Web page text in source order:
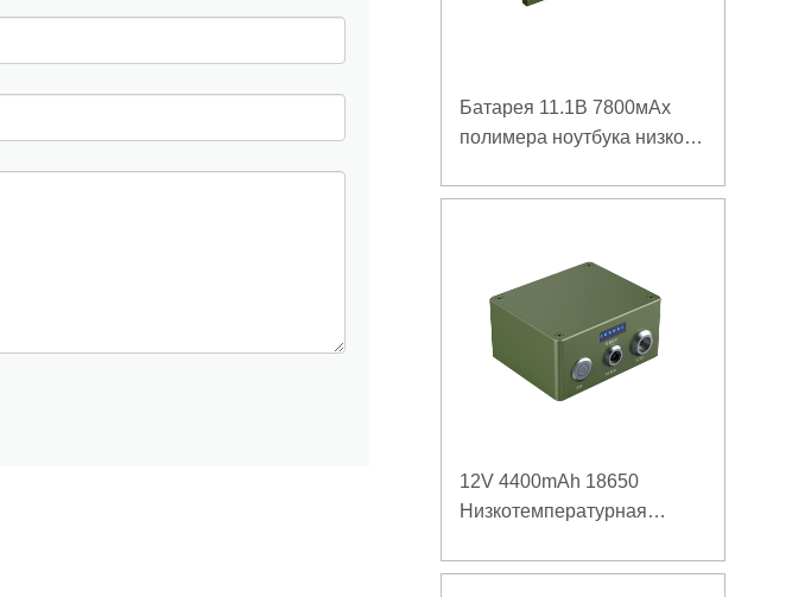
Батарея 11.1В 7800мАх
полимера ноутбука низкой
плотности энергии
12V 4400mAh 18650
Низкотемпературная
усиленного источника